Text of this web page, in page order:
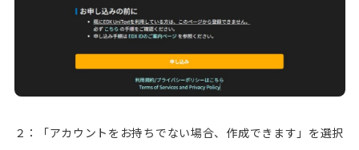
２：「アカウントをお持ちでない場合、作成できます」を選択